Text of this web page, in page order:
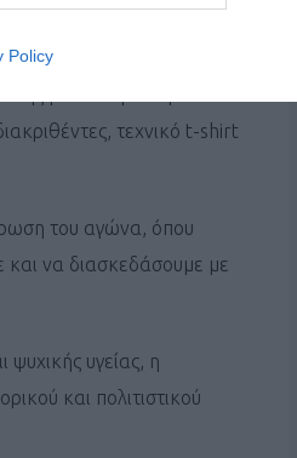
Policy
τεχνικό t-shirt
του αγώνα, όπου
και να διασκεδάσουμε με
υγείας, η
και πολιτιστικού
Καφές και καφεΐνη
ΓΕΝΙΚΑ ΘΕΜΑΤΑ